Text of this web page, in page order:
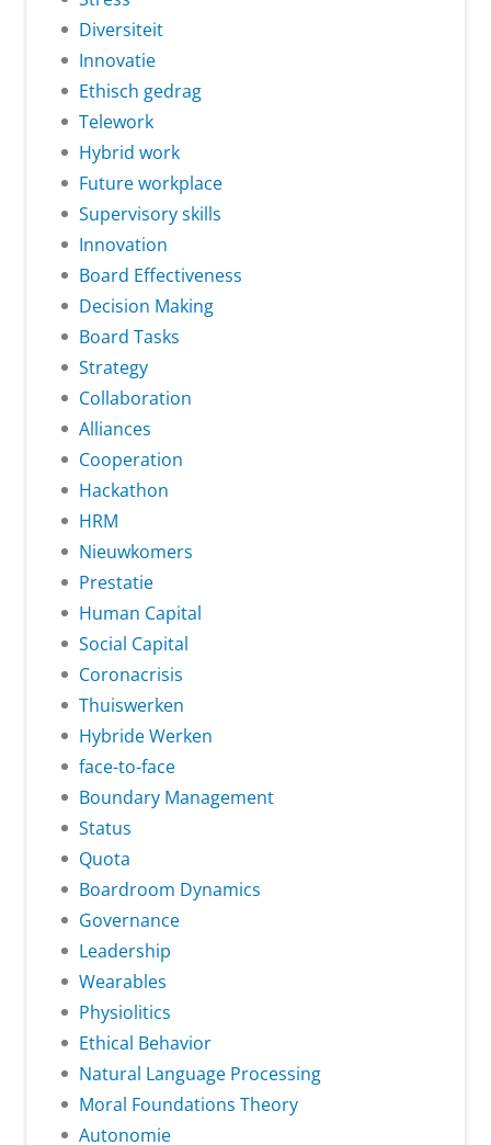
Diversiteit
Innovatie
Ethisch gedrag
Telework
Hybrid work
Future workplace
Supervisory skills
Innovation
Board Effectiveness
Decision Making
Board Tasks
Strategy
Collaboration
Alliances
Cooperation
Hackathon
HRM
Nieuwkomers
Prestatie
Human Capital
Social Capital
Coronacrisis
Thuiswerken
Hybride Werken
face-to-face
Boundary Management
Status
Quota
Boardroom Dynamics
Governance
Leadership
Wearables
Physiolitics
Ethical Behavior
Natural Language Processing
Moral Foundations Theory
Autonomie